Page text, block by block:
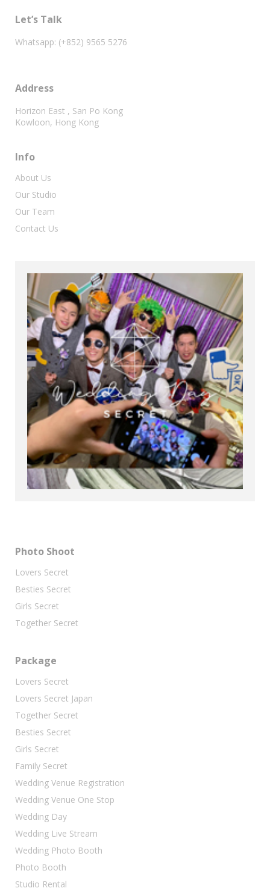
Let’s Talk
Whatsapp: (+852) 9565 5276
Address
Horizon East , San Po Kong
Kowloon, Hong Kong
Info
About Us
Our Studio
Our Team
Contact Us
Photo Shoot
Lovers Secret
Besties Secret
Girls Secret
Together Secret
Package
Lovers Secret
Lovers Secret Japan
Together Secret
Besties Secret
Girls Secret
Family Secret
Wedding Venue Registration
Wedding Venue One Stop
Wedding Day
Wedding Live Stream
Wedding Photo Booth
Photo Booth
Studio Rental